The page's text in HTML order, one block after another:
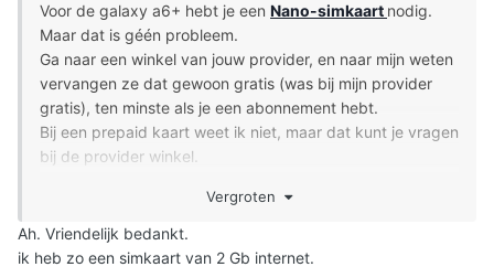
Voor de galaxy a6+ hebt je een Nano-simkaart nodig.
Maar dat is géén probleem.
Ga naar een winkel van jouw provider, en naar mijn weten
vervangen ze dat gewoon gratis (was bij mijn provider
gratis), ten minste als je een abonnement hebt.
Bij een prepaid kaart weet ik niet, maar dat kunt je vragen
bij de provider winkel.
Let op: zorg wel dat je eerst een back-up hebt van jouw
huidige sim-kaart, op de pc bijvoorbeeld.
Vergroten
Ah. Vriendelijk bedankt.
ik heb zo een simkaart van 2 Gb internet.